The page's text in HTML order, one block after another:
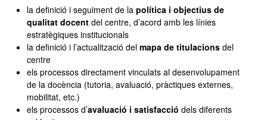
la definició i seguiment de la política i objectius de
qualitat docent del centre, d’acord amb les línies
estratègiques institucionals
la definició i l’actualització del mapa de titulacions del
centre
els processos directament vinculats al desenvolupament
de la docència (tutoria, avaluació, pràctiques externes,
mobilitat, etc.)
els processos d’avaluació i satisfacció dels diferents